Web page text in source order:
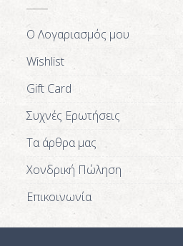
Ο Λογαριασμός μου
Wishlist
Gift Card
Συχνές Ερωτήσεις
Τα άρθρα μας
Χονδρική Πώληση
Επικοινωνία